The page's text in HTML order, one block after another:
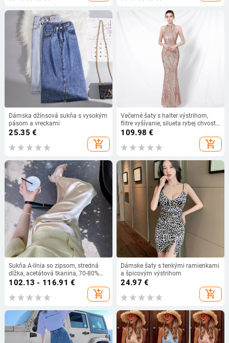
Dámska džínsová sukňa s vysokým
pásom a vreckami
25.35 €
add_shopping_cart
Večerné šaty s halter výstrihom,
flitre vyšívanie, silueta rybej chvost,
hlboký V výstrih, 3/4 rukávy
109.98 €
add_shopping_cart
Sukňa A-línia so zipsom, stredná
dĺžka, acetátová tkanina, 70-80%
acetátových vlákien, mikroelastická
102.13 - 116.91 €
add_shopping_cart
Dámske šaty s tenkými ramienkami
a špicovým výstrihom
24.97 €
add_shopping_cart